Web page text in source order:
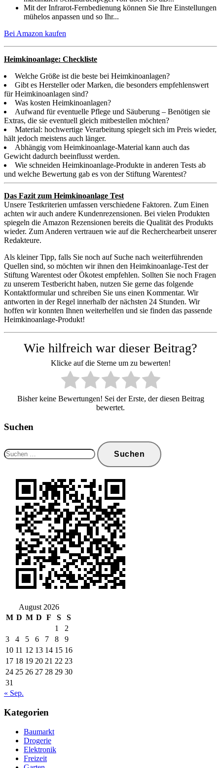
Mit der Infrarot-Fernbedienung können Sie Ihre Einstellungen
mühelos anpassen und so Ihr...
Bei Amazon kaufen
Heimkinoanlage: Checkliste
Welche Größe ist die beste bei Heimkinoanlagen?
Gibt es Hersteller oder Marken, die besonders empfehlenswert
für Heimkinoanlagen sind?
Was kosten Heimkinoanlagen?
Aufwand für eventuelle Pflege und Säuberung – Benötigen sie
Extras, die sie eventuell gleich mitbestellen möchten?
Material: hochwertige Verarbeitung spiegelt sich im Preis wieder,
hält jedoch meistens auch länger.
Abhängig vom Heimkinoanlage-Material kann auch das
Gewicht dadurch beeinflusst werden.
Wie schneiden Heimkinoanlage-Produkte in anderen Tests ab
und welche Bewertung gab es von der Stiftung Warentest?
Das Fazit zum Heimkinoanlage Test
Unsere Testkriterien umfassen verschiedene Faktoren. Zum Einen
achten wir auch andere Kundenrezensionen. Bei vielen Produkten
spiegeln die Amazon Rezensionen bereits die Qualität des Produkts
wieder. Zum Anderen vertrauen wie auf die Recherchearbeit unserer
Redakteure.
Als kleiner Tipp, falls Sie noch auf Suche nach weiterführenden
Quellen sind, so möchten wir ihnen den Heimkinoanlage-Test der
Stiftung Warentest oder Ökotest empfehlen. Sollten Sie noch Fragen
zu unserem Testbericht haben, nutzen Sie gerne das folgende
Kontaktformular und schreiben Sie uns einen Kommentar. Wir
antworten in der Regel innerhalb der nächsten 24 Stunden. Wir
hoffen wir konnten Ihnen weiterhelfen und sie finden das passende
Heimkinoanlage-Produkt!
Wie hilfreich war dieser Beitrag?
Klicke auf die Sterne um zu bewerten!
Bisher keine Bewertungen! Sei der Erste, der diesen Beitrag
bewertet.
Suchen
nach:
August 2026
M D M D F S
S
1
2
3
4 5 6 7 8
9
10 11 12 13 14 15 16
17 18 19 20 21 22 23
24 25 26 27 28 29 30
31
« Sep.
Kategorien
Baumarkt
Drogerie
Elektronik
Freizeit